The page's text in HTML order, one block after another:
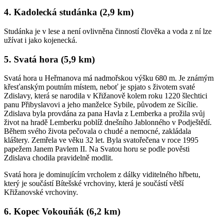
4. Kadolecká studánka (2,9 km)
Studánka je v lese a není ovlivněna činností člověka a voda z ní lze
užívat i jako kojenecká.
5. Svatá hora (5,9 km)
Svatá hora u Heřmanova má nadmořskou výšku 680 m. Je známým
křesťanským poutním místem, neboť je spjato s životem svaté
Zdislavy, která se narodila v Křižanově kolem roku 1220 šlechtici
panu Přibyslavovi a jeho manželce Sybile, původem ze Sicílie.
Zdislava byla provdána za pana Havla z Lemberka a prožila svůj
život na hradě Lemberku poblíž dnešního Jablonného v Podještědí.
Během svého života pečovala o chudé a nemocné, zakládala
kláštery. Zemřela ve věku 32 let. Byla svatořečena v roce 1995
papežem Janem Pavlem II. Na Svatou horu se podle pověsti
Zdislava chodila pravidelně modlit.
Svatá hora je dominujícím vrcholem z dálky viditelného hřbetu,
který je součástí Bítešské vrchoviny, která je součástí větší
Křižanovské vrchoviny.
6. Kopec Vokouňák (6,2 km)